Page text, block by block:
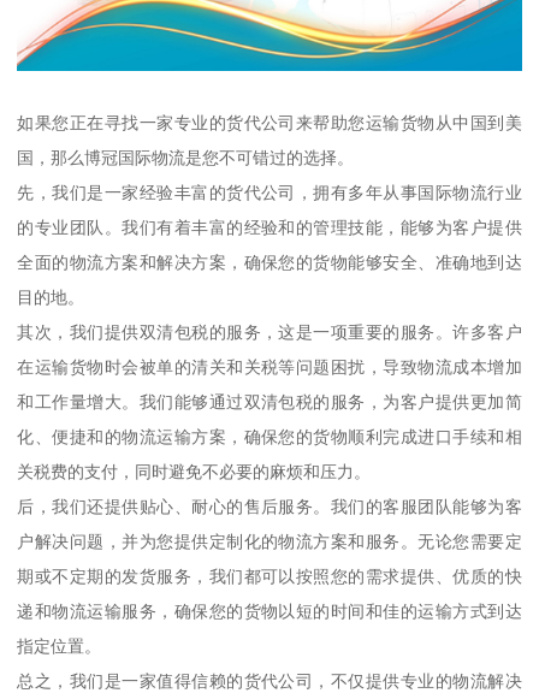
如果您正在寻找一家专业的货代公司来帮助您运输货物从中国到美
国，那么博冠国际物流是您不可错过的选择。
先，我们是一家经验丰富的货代公司，拥有多年从事国际物流行业
的专业团队。我们有着丰富的经验和的管理技能，能够为客户提供
全面的物流方案和解决方案，确保您的货物能够安全、准确地到达
目的地。
其次，我们提供双清包税的服务，这是一项重要的服务。许多客户
在运输货物时会被单的清关和关税等问题困扰，导致物流成本增加
和工作量增大。我们能够通过双清包税的服务，为客户提供更加简
化、便捷和的物流运输方案，确保您的货物顺利完成进口手续和相
关税费的支付，同时避免不必要的麻烦和压力。
后，我们还提供贴心、耐心的售后服务。我们的客服团队能够为客
户解决问题，并为您提供定制化的物流方案和服务。无论您需要定
期或不定期的发货服务，我们都可以按照您的需求提供、优质的快
递和物流运输服务，确保您的货物以短的时间和佳的运输方式到达
指定位置。
总之，我们是一家值得信赖的货代公司，不仅提供专业的物流解决